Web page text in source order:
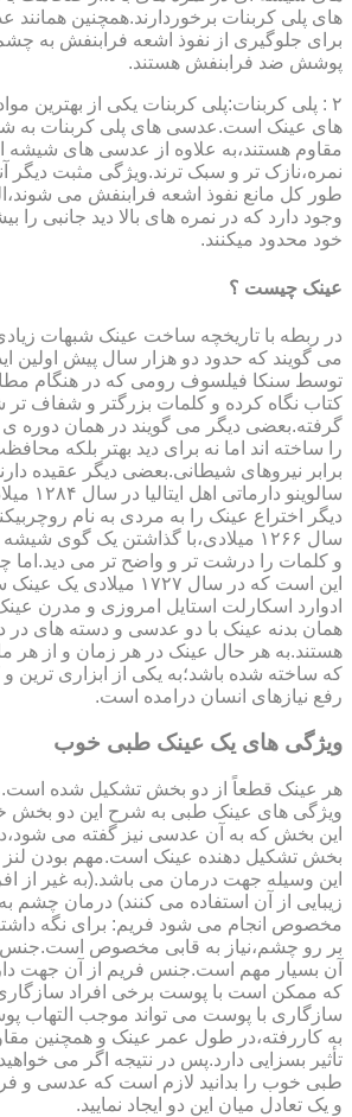
های پلی کربنات برخوردارند.همچنین
برای جلوگیری از نفوذ اشعه فرابنفش به
پوشش ضد فرابنفش هستند.
۲ : پلی کربنات:پلی کربنات یکی از بهترین
های عینک است.عدسی های پلی کربنات به
مقاوم هستند،به علاوه از عدسی های شیشه
نمره،نازک تر و سبک ترند.ویژگی مثبت دیگر
طور کل مانع نفوذ اشعه فرابنفش می
وجود دارد که در نمره های بالا دید جانبی را
خود محدود میکنند.
عینک چیست ؟
در ربطه با تاریخچه ساخت عینک شبهات
می گویند که حدود دو هزار سال پیش اولین
توسط سنکا فیلسوف رومی که در هنگام
کتاب نگاه کرده و کلمات بزرگتر و شفاف
گرفته.بعضی دیگر می گویند در همان دوره
را ساخته اند اما نه برای دید بهتر بلکه
برابر نیروهای شیطانی.بعضی دیگر عقیده
سالوینو
دیگر اختراع عینک را به مردی به نام
سال ۱۲۶۶ میلادی،با گذاشتن یک
و کلمات را درشت تر و واضح تر می
این است که در سال ۱۷۲۷
ادوارد اسکارلت استایل امروزی و مدرن
همان بدنه عینک با دو عدسی و دسته های
هستند.به هر حال عینک در هر زمان و از هر
که ساخته شده باشد؛به یکی از ابزاری ترین
رفع نیازهای انسان درامده است.
ویژگی های یک عینک طبی خوب
هر عینک قطعاً از دو بخش تشکیل شده
ویژگی های عینک طبی به شرح این دو بخش
این بخش که به آن عدسی نیز گفته می
بخش تشکیل دهنده عینک است.مهم بودن
این وسیله جهت درمان می باشد.(به غیر از
زیبایی از آن استفاده می کنند) درمان چشم
مخصوص انجام می شود فریم: برای نگه
بر رو چشم،نیاز به قابی مخصوص است.جنس
آن بسیار مهم است.جنس فریم از آن جهت
که ممکن است با پوست برخی افراد
سازگاری با پوست می تواند موجب التهاب
به کاررفته،در طول عمر عینک و همچنین
تأثیر بسزایی دارد.پس در نتیجه اگر می
طبی خوب را بدانید لازم است که عدسی و
و یک تعادل میان این دو ایجاد نمایید.